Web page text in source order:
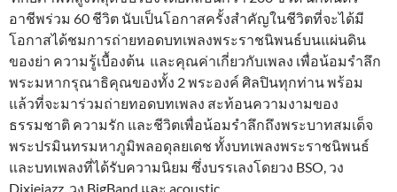
อาชีพร่วม 60 ชีวิต นับเป็นโอกาสครั้งสำคัญในชีวิตที่จะได้มี
โอกาสได้ชมการถ่ายทอดบทเพลงพระราชนิพนธ์บนแผ่นดิน
ของย่า ความรู้เบื้องต้น และคุณค่าเกี่ยวกับเพลง เพื่อน้อมรำลึก
พระมหากรุณาธิคุณของทั้ง 2 พระองค์ ศิลปินทุกท่าน พร้อม
แล้วที่จะมาร่วมถ่ายทอดบทเพลง สะท้อนความงามของ
ธรรมชาติ ความรัก และชีวิตเพื่อน้อมรำลึกถึงพระบาทสมเด็จ
พระปรมินทรมหาภูมิพลอดุลยเดช ทั้งบทเพลงพระราชนิพนธ์
และบทเพลงที่ได้รับความนิยม ซึ่งบรรเลงโดยวง BSO, วง
Dixiejazz, วง BigBand และ acoustic